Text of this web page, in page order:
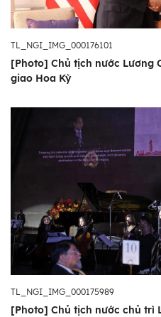
TL_NGI_IMG_000176101
[Photo] Chủ tịch nước Lương
giao Hoa Kỳ
TL_NGI_IMG_000175989
[Photo] Chủ tịch nước chủ trì